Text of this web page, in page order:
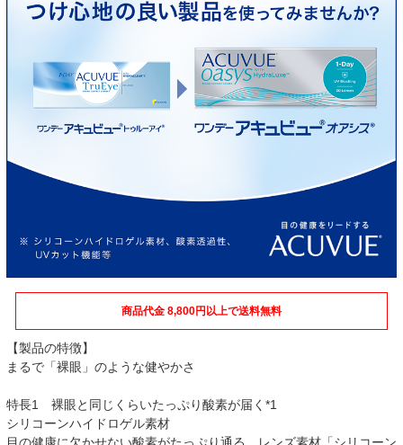
商品代金 8,800円以上で送料無料
【製品の特徴】
まるで「裸眼」のような健やかさ
特長1 裸眼と同じくらいたっぷり酸素が届く*1
シリコーンハイドロゲル素材